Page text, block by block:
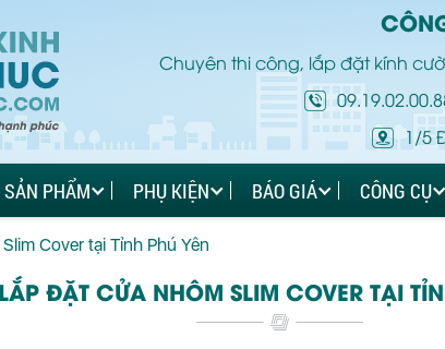
Chuyên thi công, lắp đặt kính
1/5
SẢN PHẨM PHỤ KIỆN BÁO GIÁ CÔNG CỤ
Cover tại Tỉnh Phú Yên
LẮP ĐẶT CỬA NHÔM SLIM COVER TẠI